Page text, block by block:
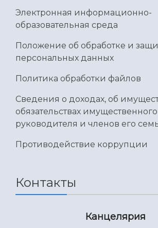
Электронная информационно-
образовательная среда
Положение об обработке и
персональных данных
Политика обработки файлов
Сведения о доходах, об
обязательствах
руководителя и членов его
Противодействие коррупции
Контакты
Канцелярия